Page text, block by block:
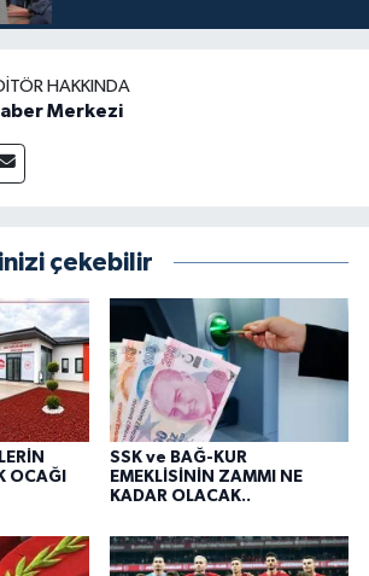
HAKKINDA
Merkezi
çekebilir
OCAĞI
SSK ve BAĞ-KUR
EMEKLİSİNİN ZAMMI NE
KADAR OLACAK..